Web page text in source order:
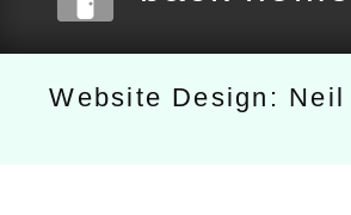
Website Design: